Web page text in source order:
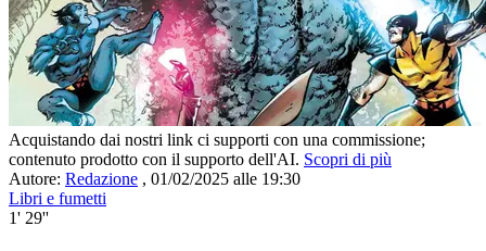
Acquistando dai nostri link ci supporti con una commissione;
contenuto prodotto con il supporto dell'AI. Scopri di più
Autore: Redazione , 01/02/2025 alle 19:30
Libri e fumetti
1' 29''